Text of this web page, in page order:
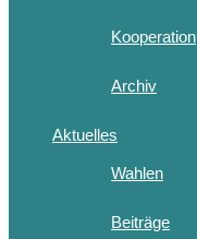
Kooperation
Archiv
Aktuelles
Wahlen
Beiträge